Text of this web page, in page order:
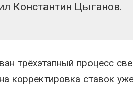
Константин Цыганов.
трёхэтапный процесс
корректировка ставок